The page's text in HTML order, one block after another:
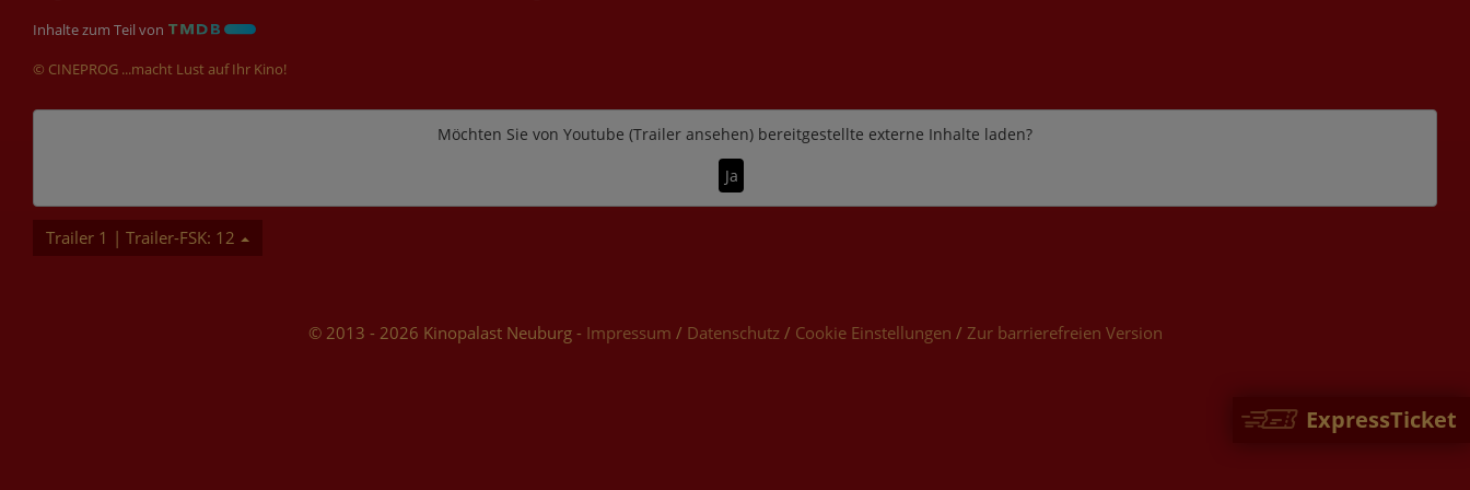
ExpressTicket
Inhalte zum Teil von
© CINEPROG ...macht Lust auf Ihr Kino!
Möchten Sie von Youtube (Trailer ansehen) bereitgestellte externe Inhalte laden?
Ja
Trailer 1 | Trailer-FSK: 12
© 2013 - 2026 Kinopalast Neuburg - Impressum / Datenschutz/ Cookie Einstellungen / Zur barrierefreien Version